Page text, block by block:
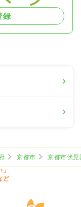
録
京都市
京都市伏見
ど